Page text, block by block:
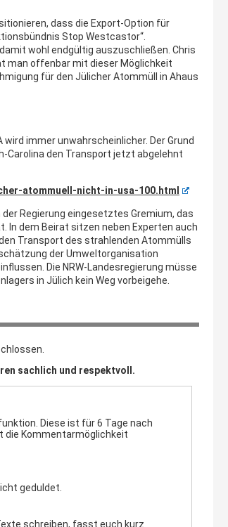
dass die Export-Option für
Stop Westcastor“.
wohl endgültig auszuschließen. Chris
man offenbar mit dieser Möglichkeit
für den Jülicher Atommüll in Ahaus
immer unwahrscheinlicher. Der Grund
Carolina den Transport jetzt abgelehnt
atommuell-nicht-in-usa-100.html
Regierung eingesetztes Gremium, das
In dem Beirat sitzen neben Experten auch
Transport des strahlenden Atommülls
der Umweltorganisation
Die NRW-Landesregierung müsse
in Jülich kein Weg vorbeigehe.
sachlich und respektvoll.
Diese ist für 6 Tage nach
die Kommentarmöglichkeit
geduldet.
schreiben, fasst euch kurz